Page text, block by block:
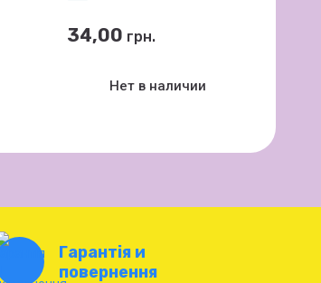
34,00 грн.
Нет в наличии
Гарантія и
повернення